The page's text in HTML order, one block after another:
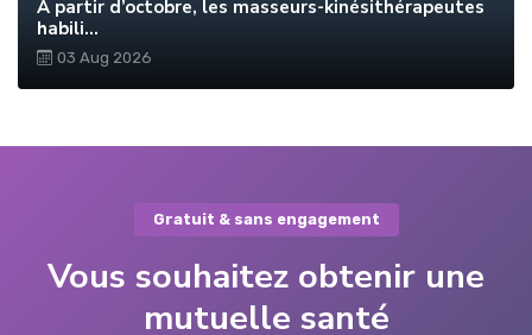
À partir d’octobre, les masseurs-kinésithérapeutes
habili...
03 Aug 2026
Gratuit & sans engagement
Vous souhaitez obtenir une
mutuelle santé